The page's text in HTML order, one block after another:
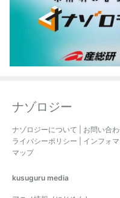
ナゾロジー
ナゾロジーについて お問い合
ライバシーポリシー
インフォ
マップ
kusuguru media